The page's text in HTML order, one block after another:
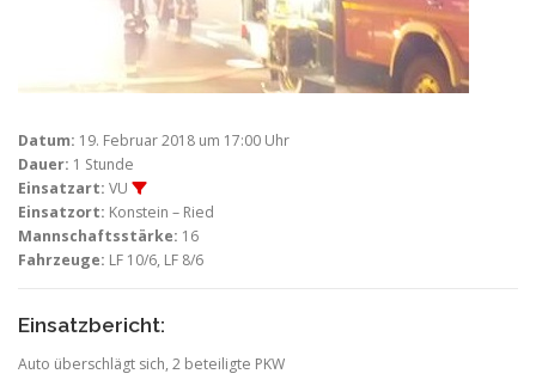
Datum: 19. Februar 2018 um 17:00 Uhr
Dauer: 1 Stunde
Einsatzart: VU
Einsatzort: Konstein – Ried
Mannschaftsstärke: 16
Fahrzeuge: LF 10/6, LF 8/6
Einsatzbericht:
Auto überschlägt sich, 2 beteiligte PKW